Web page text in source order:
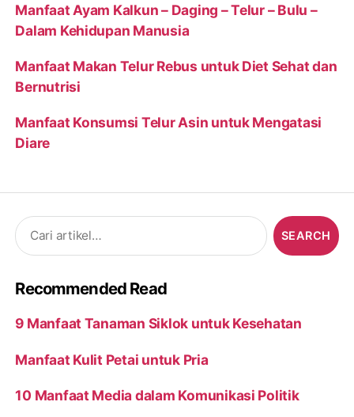
Manfaat Ayam Kalkun – Daging – Telur – Bulu –
Dalam Kehidupan Manusia
Manfaat Makan Telur Rebus untuk Diet Sehat dan
Bernutrisi
Manfaat Konsumsi Telur Asin untuk Mengatasi
Diare
Search
for:
Recommended Read
9 Manfaat Tanaman Siklok untuk Kesehatan
Manfaat Kulit Petai untuk Pria
10 Manfaat Media dalam Komunikasi Politik